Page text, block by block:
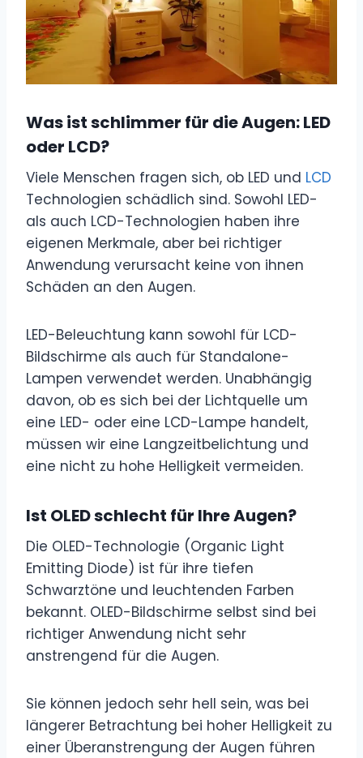
Was ist schlimmer für die Augen: LED
oder LCD?
Viele Menschen fragen sich, ob LED und LCD
Technologien schädlich sind. Sowohl LED-
als auch LCD-Technologien haben ihre
eigenen Merkmale, aber bei richtiger
Anwendung verursacht keine von ihnen
Schäden an den Augen.
LED-Beleuchtung kann sowohl für LCD-
Bildschirme als auch für Standalone-
Lampen verwendet werden. Unabhängig
davon, ob es sich bei der Lichtquelle um
eine LED- oder eine LCD-Lampe handelt,
müssen wir eine Langzeitbelichtung und
eine nicht zu hohe Helligkeit vermeiden.
Ist OLED schlecht für Ihre Augen?
Die OLED-Technologie (Organic Light
Emitting Diode) ist für ihre tiefen
Schwarztöne und leuchtenden Farben
bekannt. OLED-Bildschirme selbst sind bei
richtiger Anwendung nicht sehr
anstrengend für die Augen.
Sie können jedoch sehr hell sein, was bei
längerer Betrachtung bei hoher Helligkeit zu
einer Überanstrengung der Augen führen